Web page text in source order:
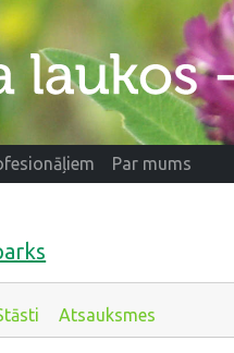
Par mums
Atsauksmes